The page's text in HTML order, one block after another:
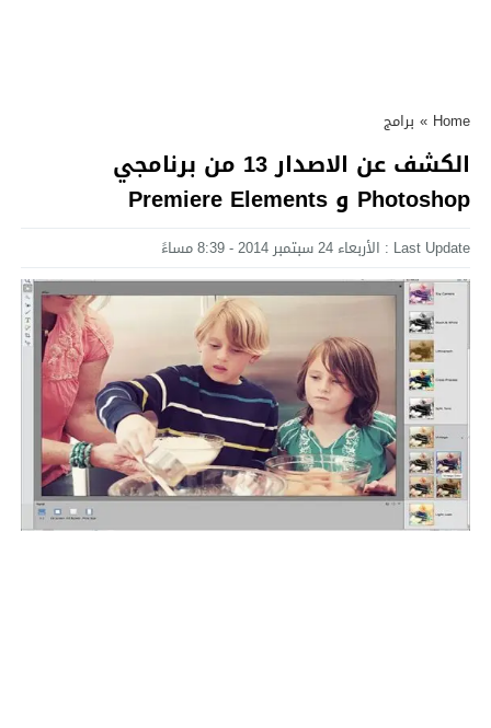
Home
» برامج
الكشف عن الاصدار 13 من برنامجي
Photoshop و Premiere Elements
Last Update : الأربعاء 24 سبتمبر 2014 - 8:39 مساءً